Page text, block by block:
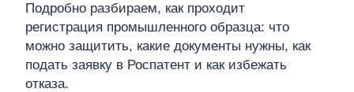
Подробно разбираем, как проходит
регистрация промышленного образца: что
можно защитить, какие документы нужны, как
подать заявку в Роспатент и как избежать
отказа.